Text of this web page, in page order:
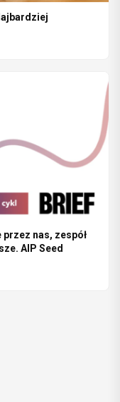
nas, zespół
AIP Seed